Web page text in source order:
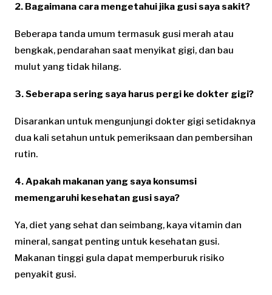
2. Bagaimana cara mengetahui jika gusi saya sakit?
Beberapa tanda umum termasuk gusi merah atau
bengkak, pendarahan saat menyikat gigi, dan bau
mulut yang tidak hilang.
3. Seberapa sering saya harus pergi ke dokter gigi?
Disarankan untuk mengunjungi dokter gigi setidaknya
dua kali setahun untuk pemeriksaan dan pembersihan
rutin.
4. Apakah makanan yang saya konsumsi
memengaruhi kesehatan gusi saya?
Ya, diet yang sehat dan seimbang, kaya vitamin dan
mineral, sangat penting untuk kesehatan gusi.
Makanan tinggi gula dapat memperburuk risiko
penyakit gusi.